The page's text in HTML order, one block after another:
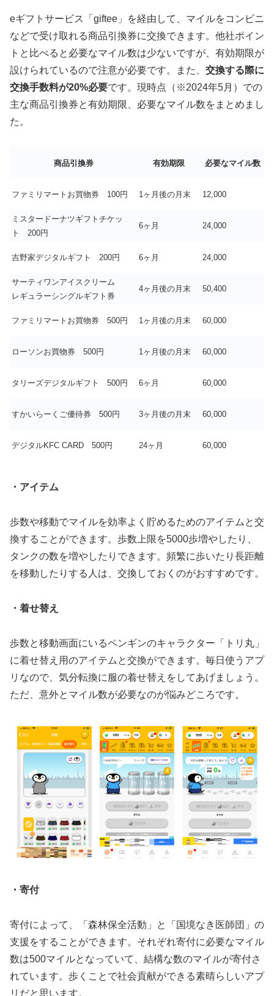
eギフトサービス「giftee」を経由して、マイルをコンビニ
などで受け取れる商品引換券に交換できます。他社ポイン
トと比べると必要なマイル数は少ないですが、有効期限が
設けられているので注意が必要です。また、 交換する際に
交換手数料が20%必要です。現時点（※2024年5月）での
主な商品引換券と有効期限、必要なマイル数をまとめまし
た。
商品引換券 有効期限 必要なマイル数
ファミリマートお買物券 100円 1ヶ月後の月末 12,000
ミスタードーナツギフトチケッ
ト 200円
6ヶ月 24,000
吉野家デジタルギフト 200円 6ヶ月 24,000
サーティワンアイスクリーム
レギュラーシングルギフト券
4ヶ月後の月末 50,400
ファミリマートお買物券 500円 1ヶ月後の月末 60,000
ローソンお買物券 500円 1ヶ月後の月末 60,000
タリーズデジタルギフト 500円 6ヶ月 60,000
すかいらーくご優待券 500円 3ヶ月後の月末 60,000
デジタルKFC CARD 500円 24ヶ月 60,000
・アイテム
歩数や移動でマイルを効率よく貯めるためのアイテムと交
換することができます。歩数上限を5000歩増やしたり、
タンクの数を増やしたりできます。頻繁に歩いたり長距離
を移動したりする人は、交換しておくのがおすすめです。
・着せ替え
歩数と移動画面にいるペンギンのキャラクター「トリ丸」
に着せ替え用のアイテムと交換ができます。毎日使うアプ
リなので、気分転換に服の着せ替えをしてあげましょう。
ただ、意外とマイル数が必要なのが悩みどころです。
・寄付
寄付によって、「森林保全活動」と「国境なき医師団」の
支援をすることができます。それぞれ寄付に必要なマイル
数は500マイルとなっていて、結構な数のマイルが寄付さ
れています。歩くことで社会貢献ができる素晴らしいアプ
リだと思います。